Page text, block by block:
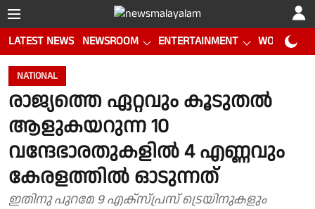
LATEST NEWS NEWSROOM ENTERTAINMENT WORLD CUP
NATIONAL
രാജ്യത്തെ ഏറ്റവും കൂടുതല്‍
ആളുകയറുന്ന 10
വന്ദേഭാരതുകളില്‍ 4 എണ്ണവും
കേരളത്തിൽ ഓടുന്നത്
ഇതിനു പുറമേ 9 എക്സ്പ്രസ് ട്രെയിനുകളും